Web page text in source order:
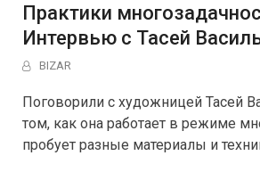
Практики
Интервью с Тасей
BIZAR
Поговорили с художницей Тасей
том, как она работает в режиме
пробует разные материалы и